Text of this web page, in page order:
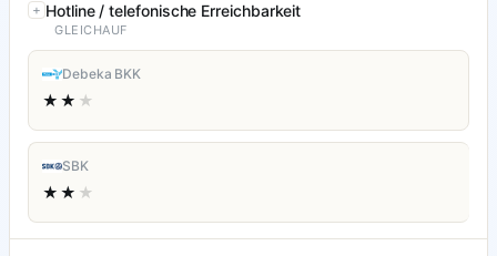
Hotline / telefonische Erreichbarkeit
GLEICHAUF
Debeka BKK
★★ ★
SBK
★★ ★